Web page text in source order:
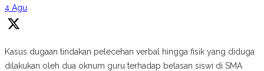
4 Agu
Kasus dugaan tindakan pelecehan verbal hingga fisik yang diduga
dilakukan oleh dua oknum guru terhadap belasan siswi di SMA